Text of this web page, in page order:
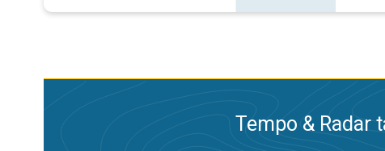
Tempo & Radar